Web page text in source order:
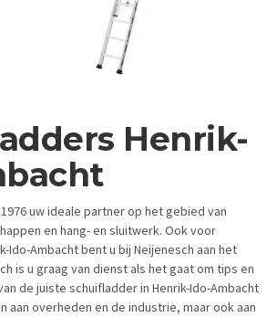
Henrik-
uw ideale partner op het gebied van
en hang- en sluitwerk. Ook voor
Ido-Ambacht bent u bij Neijenesch aan het
is u graag van dienst als het gaat om tips en
de juiste schuifladder in Henrik-Ido-Ambacht
aan overheden en de industrie, maar ook aan